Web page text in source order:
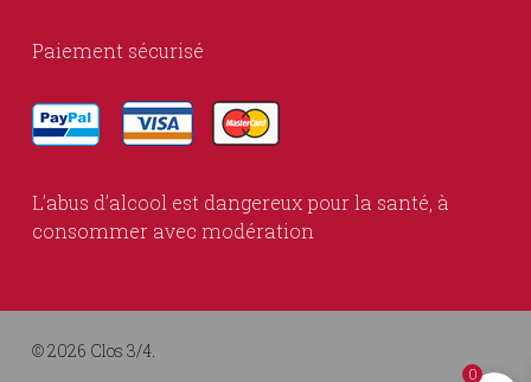
Paiement sécurisé
L’abus d’alcool est dangereux pour la santé, à
consommer avec modération
© 2026 Clos 3/4.
0